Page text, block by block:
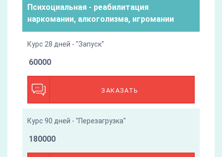
Психоциальная - реабилитация
наркомании, алкоголизма, игромании
Курс 28 дней - "Запуск"
ЗАКАЗАТЬ
60000
Курс 90 дней - "Перезагрузка"
180000